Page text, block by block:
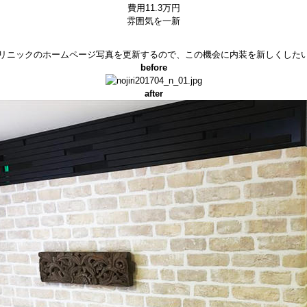
費用11.3万円
雰囲気を一新
ニックのホームページ写真を更新するので、この機会に内装を新しくした
before
after